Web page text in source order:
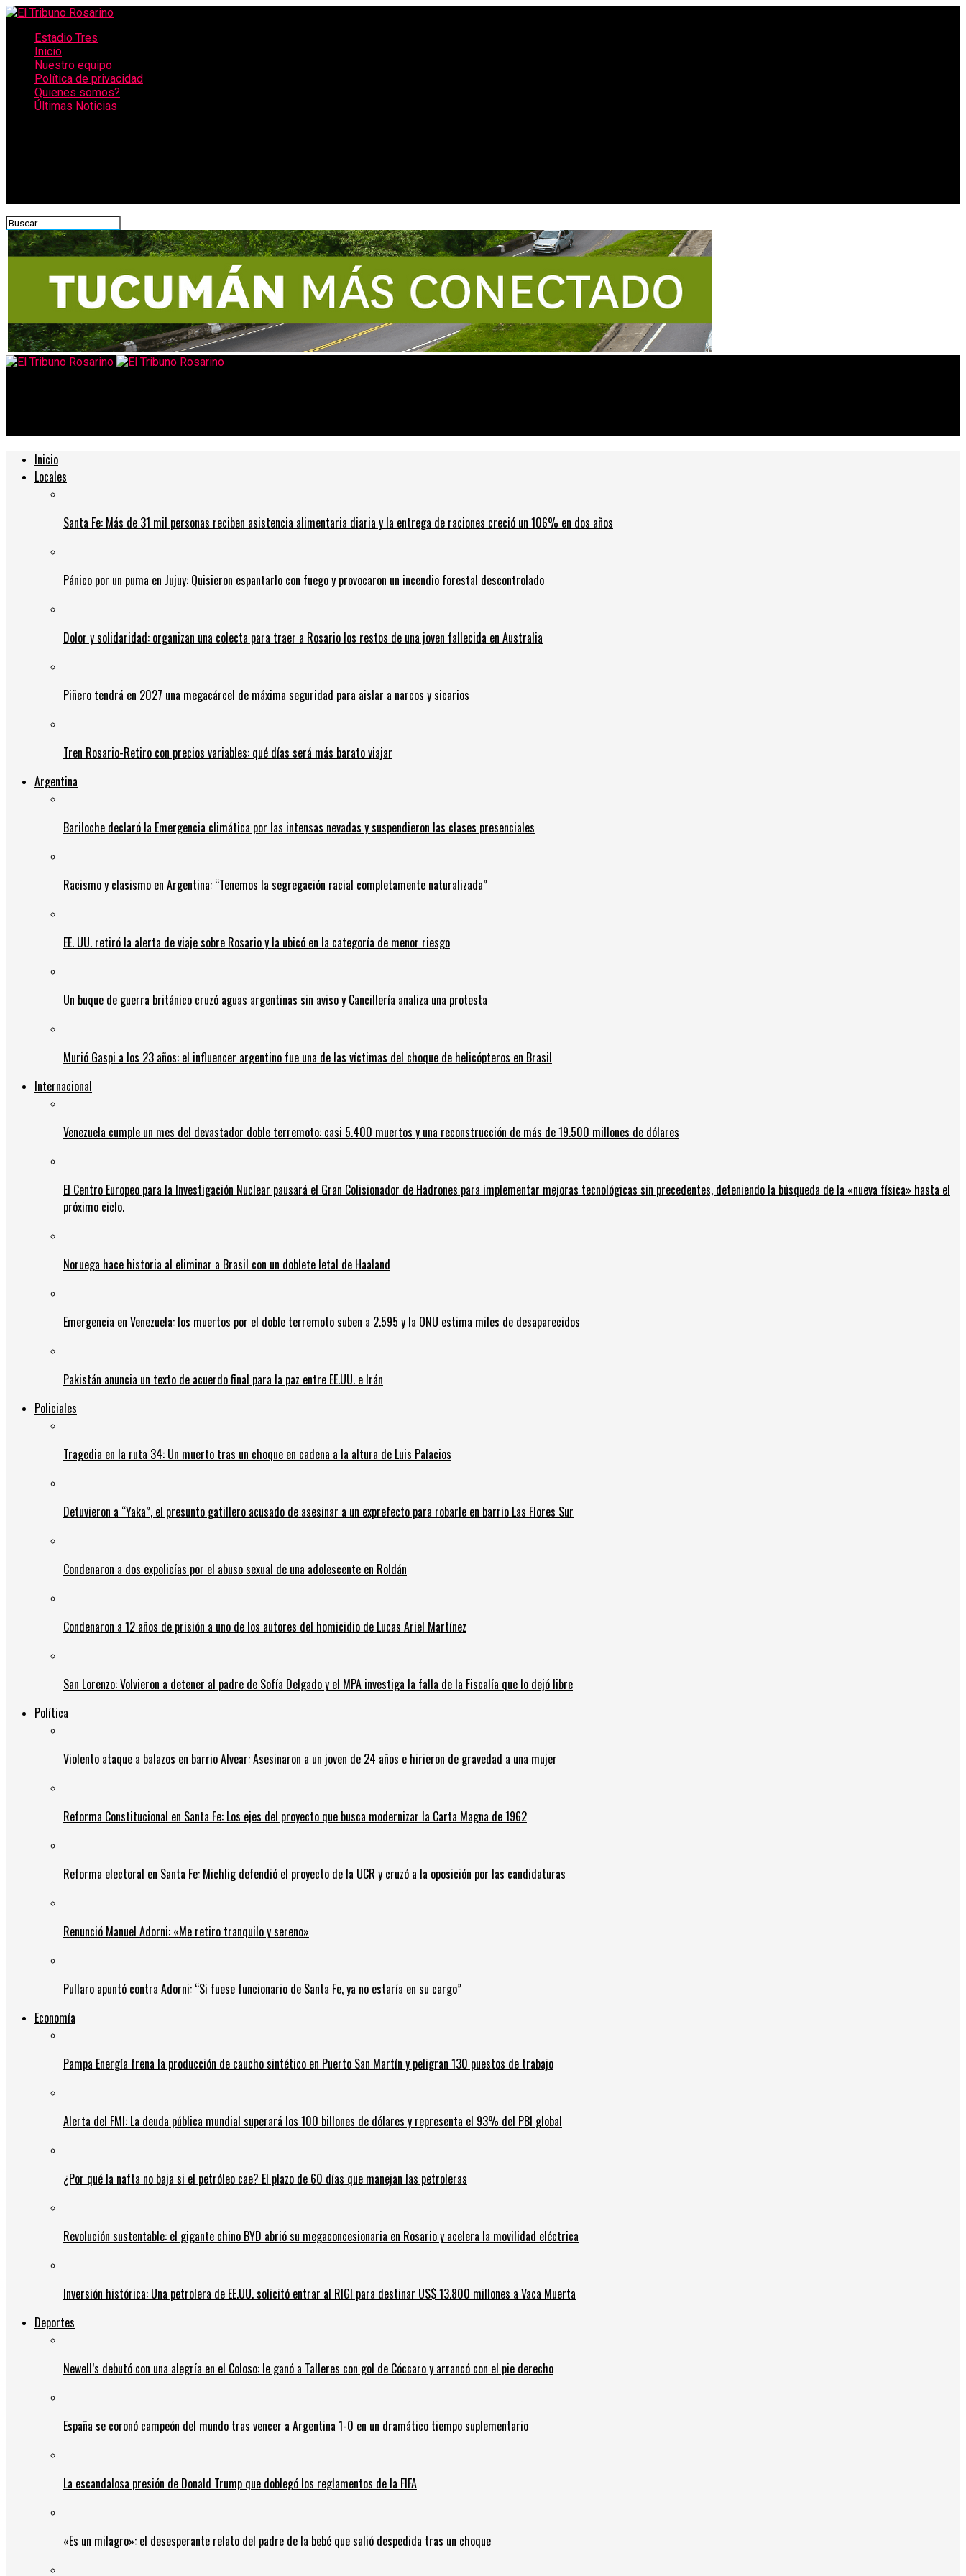
Estadio Tres
Inicio
Nuestro equipo
Política de privacidad
Quienes somos?
Últimas Noticias
Inicio
Locales
Santa Fe: Más de 31 mil personas reciben asistencia alimentaria diaria y la entrega de raciones creció un 106% en dos años
Pánico por un puma en Jujuy: Quisieron espantarlo con fuego y provocaron un incendio forestal descontrolado
Dolor y solidaridad: organizan una colecta para traer a Rosario los restos de una joven fallecida en Australia
Piñero tendrá en 2027 una megacárcel de máxima seguridad para aislar a narcos y sicarios
Tren Rosario-Retiro con precios variables: qué días será más barato viajar
Argentina
Bariloche declaró la Emergencia climática por las intensas nevadas y suspendieron las clases presenciales
Racismo y clasismo en Argentina: “Tenemos la segregación racial completamente naturalizada”
EE. UU. retiró la alerta de viaje sobre Rosario y la ubicó en la categoría de menor riesgo
Un buque de guerra británico cruzó aguas argentinas sin aviso y Cancillería analiza una protesta
Murió Gaspi a los 23 años: el influencer argentino fue una de las víctimas del choque de helicópteros en Brasil
Internacional
Venezuela cumple un mes del devastador doble terremoto: casi 5.400 muertos y una reconstrucción de más de 19.500 millones de dólares
El Centro Europeo para la Investigación Nuclear pausará el Gran Colisionador de Hadrones para implementar mejoras tecnológicas sin precedentes, deteniendo la búsqueda de la «nueva física» hasta el
próximo ciclo.
Noruega hace historia al eliminar a Brasil con un doblete letal de Haaland
Emergencia en Venezuela: los muertos por el doble terremoto suben a 2.595 y la ONU estima miles de desaparecidos
Pakistán anuncia un texto de acuerdo final para la paz entre EE.UU. e Irán
Policiales
Tragedia en la ruta 34: Un muerto tras un choque en cadena a la altura de Luis Palacios
Detuvieron a “Yaka”, el presunto gatillero acusado de asesinar a un exprefecto para robarle en barrio Las Flores Sur
Condenaron a dos expolicías por el abuso sexual de una adolescente en Roldán
Condenaron a 12 años de prisión a uno de los autores del homicidio de Lucas Ariel Martínez
San Lorenzo: Volvieron a detener al padre de Sofía Delgado y el MPA investiga la falla de la Fiscalía que lo dejó libre
Política
Violento ataque a balazos en barrio Alvear: Asesinaron a un joven de 24 años e hirieron de gravedad a una mujer
Reforma Constitucional en Santa Fe: Los ejes del proyecto que busca modernizar la Carta Magna de 1962
Reforma electoral en Santa Fe: Michlig defendió el proyecto de la UCR y cruzó a la oposición por las candidaturas
Renunció Manuel Adorni: «Me retiro tranquilo y sereno»
Pullaro apuntó contra Adorni: “Si fuese funcionario de Santa Fe, ya no estaría en su cargo”
Economía
Pampa Energía frena la producción de caucho sintético en Puerto San Martín y peligran 130 puestos de trabajo
Alerta del FMI: La deuda pública mundial superará los 100 billones de dólares y representa el 93% del PBI global
¿Por qué la nafta no baja si el petróleo cae? El plazo de 60 días que manejan las petroleras
Revolución sustentable: el gigante chino BYD abrió su megaconcesionaria en Rosario y acelera la movilidad eléctrica
Inversión histórica: Una petrolera de EE.UU. solicitó entrar al RIGI para destinar US$ 13.800 millones a Vaca Muerta
Deportes
Newell’s debutó con una alegría en el Coloso: le ganó a Talleres con gol de Cóccaro y arrancó con el pie derecho
España se coronó campeón del mundo tras vencer a Argentina 1-0 en un dramático tiempo suplementario
La escandalosa presión de Donald Trump que doblegó los reglamentos de la FIFA
«Es un milagro»: el desesperante relato del padre de la bebé que salió despedida tras un choque